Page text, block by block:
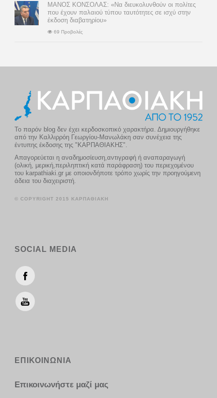
ΜΑΝΟΣ ΚΟΝΣΟΛΑΣ: «Να διευκολυνθούν οι πολίτες
που έχουν παλαιού τύπου ταυτότητες σε ισχύ στην
έκδοση διαβατηρίου»
69 Προβολές
Το παρόν blog δεν έχει κερδοσκοπικό χαρακτήρα. Δημιουργήθηκε
από την Καλλιρρόη Γεωργίου-Μανωλάκη σαν συνέχεια της
έντυπης έκδοσης της "ΚΑΡΠΑΘΙΑΚΗΣ".
Απαγορεύεται η αναδημοσίευση,αντιγραφή ή αναπαραγωγή
(ολική, μερική,περιληπτική κατά παράφραση) του περιεχομένου
του karpathiaki.gr με οποιονδήποτε τρόπο χωρίς την προηγούμενη
άδεια του διαχειριστή.
© COPYRIGHT 2015 ΚΑΡΠΑΘΙΑΚΗ
SOCIAL MEDIA
ΕΠΙΚΟΙΝΩΝΙΑ
Επικοινωνήστε μαζί μας